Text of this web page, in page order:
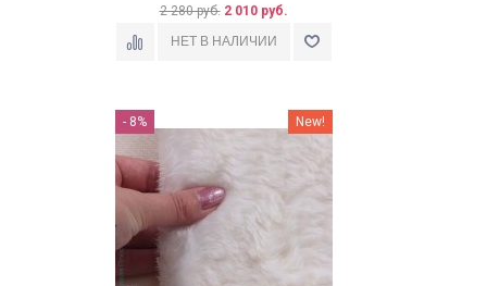
2 280 руб. 2 010 руб.
- 8% New!